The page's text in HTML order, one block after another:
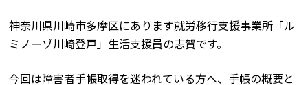
神奈川県川崎市多摩区にあります就労移行支援事業所「ル
ミノーゾ川崎登戸」生活支援員の志賀です。
今回は障害者手帳取得を迷われている方へ、手帳の概要と